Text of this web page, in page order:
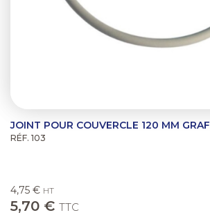
JOINT POUR COUVERCLE 120 MM GRAF
RÉF. 103
4,75 € HT
5,70 € TTC